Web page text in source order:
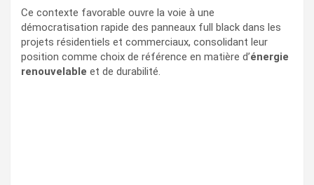
Ce contexte favorable ouvre la voie à une
démocratisation rapide des panneaux full black dans les
projets résidentiels et commerciaux, consolidant leur
position comme choix de référence en matière d’énergie
renouvelable et de durabilité.